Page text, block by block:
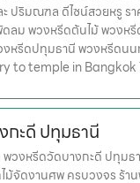
ะ ปริมณฑล ดีไซน์สวยหรู ร
ลม พวงหรีดต้นไม้ พวงหรี
งหรีดปทุมธานี พวงหรีดน
to temple in Bangkok
ะดี ปทุมธานี
วงหรีดวัดบางกะดี ปทุมธ
ม้จัดงานศพ ครบวงจร ร้า